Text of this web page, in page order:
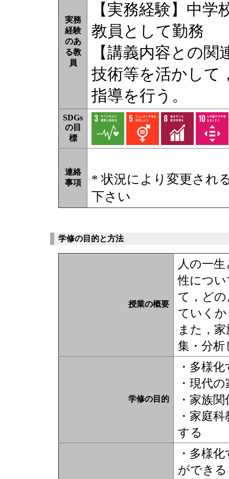
実務
経験
のあ
る教
員
【実務経験】中
教員として勤務
【講義内容との
技術等を活かして
指導を行う。
SDGs
の目
標
連絡
事項
* 状況により変更され
下さい
学修の目的と方法
授業の概要
人の一
性につ
て，ど
ていく
また，
集・分
学修の目的
・多様
・現代
・家族
・家庭
する
・多様
ができる